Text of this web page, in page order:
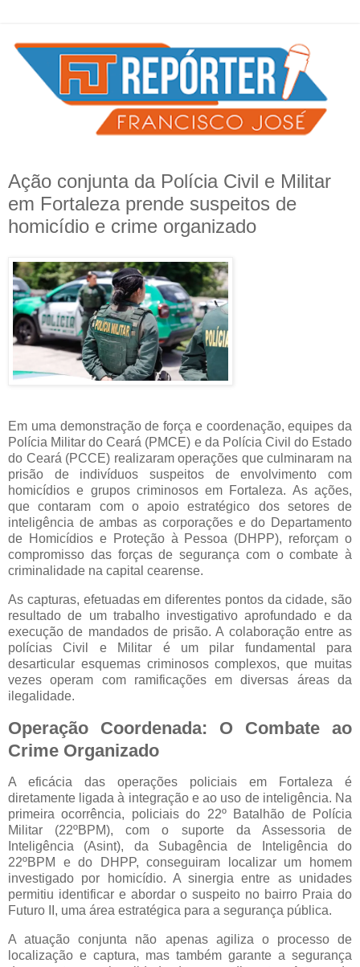
Ação conjunta da Polícia Civil e Militar
em Fortaleza prende suspeitos de
homicídio e crime organizado
Em uma demonstração de força e coordenação, equipes da
Polícia Militar do Ceará (PMCE) e da Polícia Civil do Estado
do Ceará (PCCE) realizaram operações que culminaram na
prisão de indivíduos suspeitos de envolvimento com
homicídios e grupos criminosos em Fortaleza. As ações,
que contaram com o apoio estratégico dos setores de
inteligência de ambas as corporações e do Departamento
de Homicídios e Proteção à Pessoa (DHPP), reforçam o
compromisso das forças de segurança com o combate à
criminalidade na capital cearense.
As capturas, efetuadas em diferentes pontos da cidade, são
resultado de um trabalho investigativo aprofundado e da
execução de mandados de prisão. A colaboração entre as
polícias Civil e Militar é um pilar fundamental para
desarticular esquemas criminosos complexos, que muitas
vezes operam com ramificações em diversas áreas da
ilegalidade.
Operação Coordenada: O Combate ao
Crime Organizado
A eficácia das operações policiais em Fortaleza é
diretamente ligada à integração e ao uso de inteligência. Na
primeira ocorrência, policiais do 22º Batalhão de Polícia
Militar (22ºBPM), com o suporte da Assessoria de
Inteligência (Asint), da Subagência de Inteligência do
22ºBPM e do DHPP, conseguiram localizar um homem
investigado por homicídio. A sinergia entre as unidades
permitiu identificar e abordar o suspeito no bairro Praia do
Futuro II, uma área estratégica para a segurança pública.
A atuação conjunta não apenas agiliza o processo de
localização e captura, mas também garante a segurança